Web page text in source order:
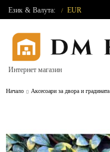
Език & Валута: / EUR
Интернет магазин
Начало Аксесоари за двора и градината